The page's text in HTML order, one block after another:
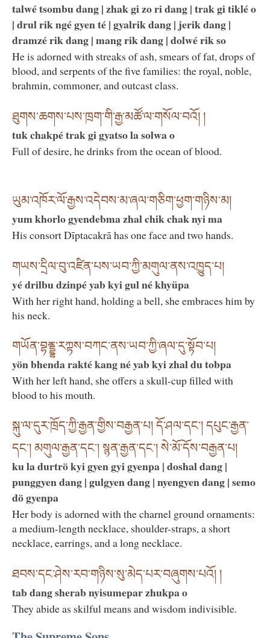
talwé tsombu dang | zhak gi zo ri dang | trak gi tiklé o
| drul rik ngé gyen té | gyalrik dang | jerik dang |
dramzé rik dang | mang rik dang | dolwé rik so
He is adorned with streaks of ash, smears of fat, drops of
blood, and serpents of the five families: the royal, noble,
brahmin, commoner, and outcast class.
ཐུགས་ཆགས་པས་ཁྲག་གི་རྒྱ་མཚོ་ལ་གསོལ་བའོ། །
tuk chakpé trak gi gyatso la solwa o
Full of desire, he drinks from the ocean of blood.
ཡུམ་འཁོར་ལོ་རྒྱས་འདེབས་མ་ཞལ་གཅིག་ཕྱག་གཉིས་མ།
yum khorlo gyendebma zhal chik chak nyi ma
His consort Dīptacakrā has one face and two hands.
གཡས་དྲིལ་བུ་འཛིན་པས་ཡབ་ཀྱི་མགུལ་ནས་འཁྱུད་པ།
yé drilbu dzinpé yab kyi gul né khyüpa
With her right hand, holding a bell, she embraces him by
his neck.
གཡོན་བྷནྡྷ་རཀྟས་བཀང་ནས་ཡབ་ཀྱི་ཞལ་དུ་སྟོབ་པ།
yön bhenda rakté kang né yab kyi zhal du tobpa
With her left hand, she offers a skull-cup filled with
blood to his mouth.
སྐུ་ལ་དུར་ཁྲོད་ཀྱི་རྒྱན་གྱིས་བརྒྱན་པ། དོ་ཤལ་དང་། དཔུང་རྒྱན་
དང་། མགུལ་རྒྱན་དང་། སྙན་རྒྱན་དང་། སེ་མོ་དོས་བརྒྱན་པ།
ku la durtrö kyi gyen gyi gyenpa | doshal dang |
punggyen dang | gulgyen dang | nyengyen dang | semo
dö gyenpa
Her body is adorned with the charnel ground ornaments:
a medium-length necklace, shoulder-straps, a short
necklace, earrings, and a long necklace.
ཐབས་དང་ཤེས་རབ་གཉིས་སུ་མེད་པར་བཞུགས་པའོ། །
tab dang sherab nyisumepar zhukpa o
They abide as skilful means and wisdom indivisible.